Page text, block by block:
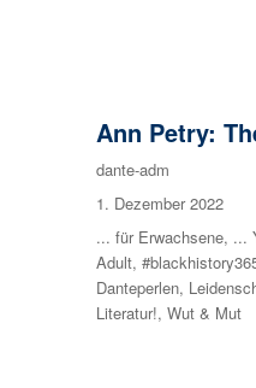
Ann Petry:
Autor
dante-adm
Veröffentlicht
am
1. Dezember 2022
Kategorien
... für Erwachsene, ...
Adult,
Danteperlen,
Literatur!,Wut & Mut